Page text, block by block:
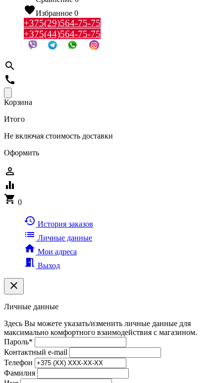
favoriteИзбранное 0
+375(29)564-75-75
+375(44)564-75-75
search
call
Корзина
Итого
Не включая стоимость доставки
Оформить
person_outline
equalizer
shopping_cart 0
history История заказов
list Личные данные
home Мои адреса
meeting_room Выход
clear
Личные данные
Здесь Вы можете указать/изменить личные данные для
максимально комфортного взаимодействия с магазином.
Пароль*
Контактный e-mail
Телефон
Фамилия